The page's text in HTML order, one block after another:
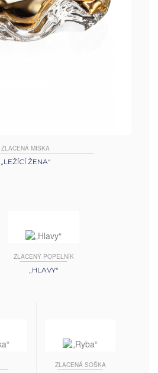
ZLACENÁ MISKA
„LEŽÍCÍ ŽENA“
ZLACENÝ POPELNÍK
„HLAVY“
ZLACENÁ SOŠKA